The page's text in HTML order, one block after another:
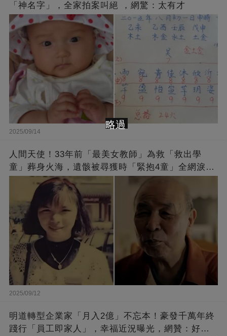
「神名字」，全家拍案叫絕 ，網驚：太有才
2025/09/14
人間天使！33年前「最美女教師」為救「救出學
童」葬身火海，遺骸被尋獲時「緊抱4童」全網淚
崩：真正的英雄不該被遺忘
2025/09/12
明道轉型企業家「月入2億」不忘本！豪發千萬年終
踐行「員工即家人」，幸福近況曝光，網贊：好老
略過